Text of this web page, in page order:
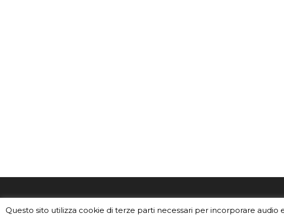
divulgazione dell'INAF,Istituto
Leggi i Crediti.
Questo sito utilizza cookie di terze parti necessari per incorporare